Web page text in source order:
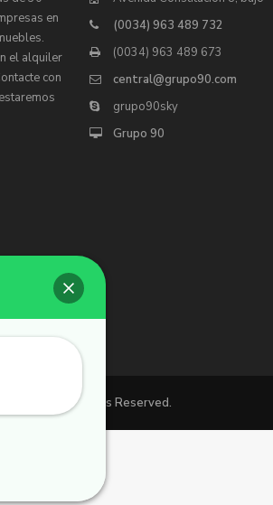
en
el alquiler
con
(0034) 963 489 732
(0034) 963 489 673
central@grupo90.com
grupo90sky
Grupo 90
All Rights Reserved.